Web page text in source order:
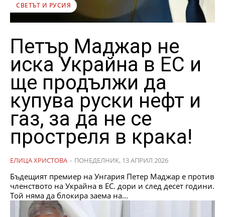
СВЕТЪТ И РУСИЯ
Петър Маджар не
иска Украйна в ЕС и
ще продължи да
купува руски нефт и
газ, за да не се
простреля в крака!
ЕЛИЦА ХРИСТОВА - ПОНЕДЕЛНИК, 13 АПРИЛ 2026
Бъдещият премиер на Унгария Петер Маджар е против
членството на Украйна в ЕС. дори и след десет години.
Той няма да блокира заема на...